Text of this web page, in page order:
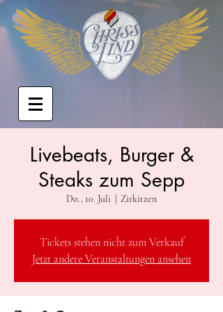
Livebeats, Burger &
Steaks zum Sepp
Do., 10. Juli Zirkitzen
Tickets stehen nicht zum Verkauf
Jetzt andere Veranstaltungen ansehen